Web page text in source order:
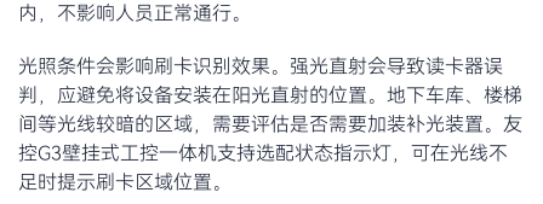
内，不影响人员正常通行。
光照条件会影响刷卡识别效果。强光直射会导致读卡器误
判，应避免将设备安装在阳光直射的位置。地下车库、楼梯
间等光线较暗的区域，需要评估是否需要加装补光装置。友
控G3壁挂式工控一体机支持选配状态指示灯，可在光线不
足时提示刷卡区域位置。